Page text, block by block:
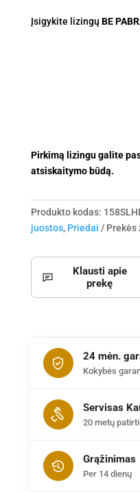
Įsigykite lizingų BE
Pirkimą lizingu galite
atsiskaitymo būdą.
Produkto kodas:
juostos, Priedai Prekės
Klausti apie
prekę
24 mėn.
Kokybės
Servisas
20 metų
Grąžinimas
Per 14 dienų